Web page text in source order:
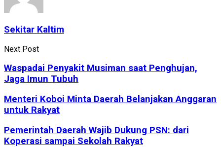
Sekitar Kaltim
Next Post
Waspadai Penyakit Musiman saat Penghujan,
Jaga Imun Tubuh
Menteri Koboi Minta Daerah Belanjakan Anggaran
untuk Rakyat
Pemerintah Daerah Wajib Dukung PSN: dari
Koperasi sampai Sekolah Rakyat